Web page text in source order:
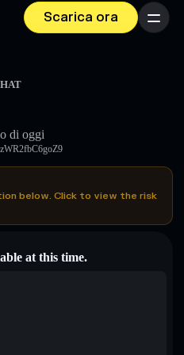
Scarica ora Menu
di oggi
below. Click to view the risk
at this time.